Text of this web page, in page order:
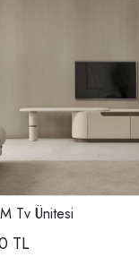
Tv Ünitesi
TL